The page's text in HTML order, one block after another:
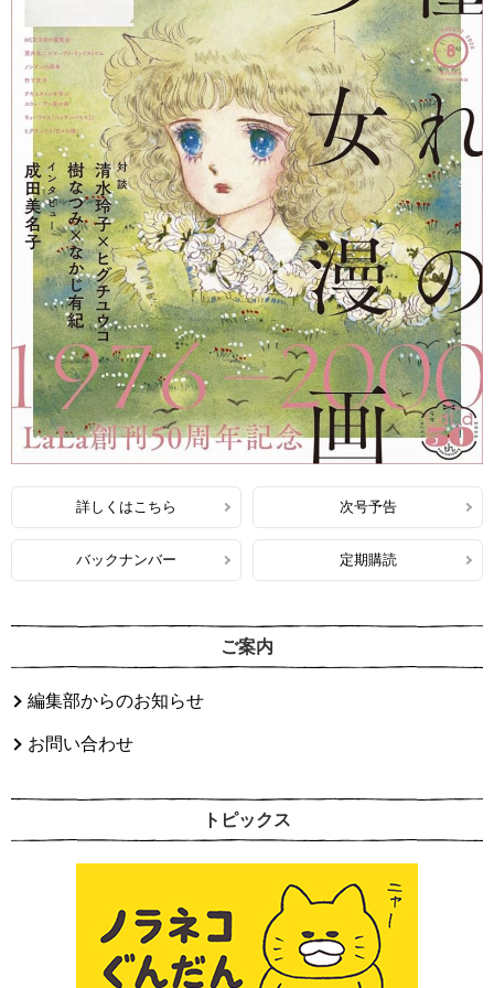
詳しくはこちら 次号予告
バックナンバー 定期購読
ご案内
編集部からのお知らせ
お問い合わせ
トピックス